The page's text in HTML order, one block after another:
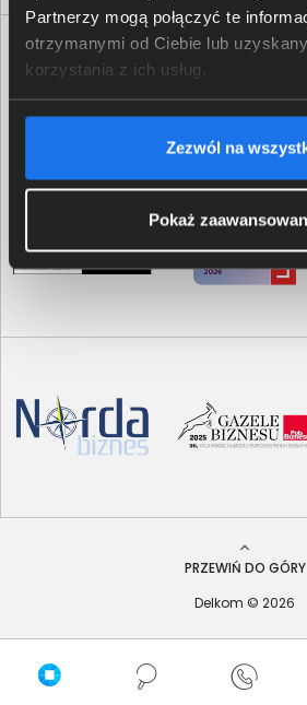
Partnerzy mogą połączyć te
otrzymanymi od Ciebie lub
korzystania z ich usług.
Zezwól na
Pokaż
PRZEWIŃ DO GÓRY
Delkom © 2026